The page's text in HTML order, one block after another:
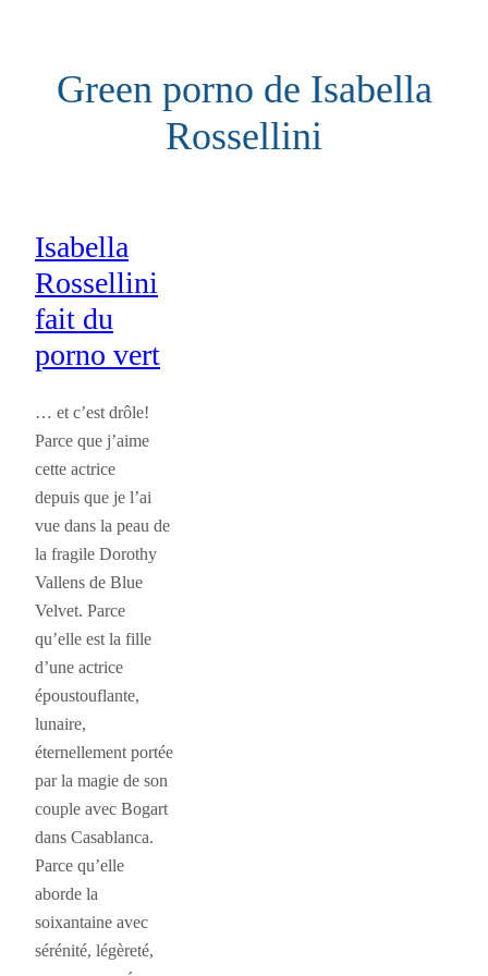
contenuGreen porno de Isabella
Rossellini
Isabella
Rossellini
fait du
porno vert
… et c’est drôle!
Parce que j’aime
cette actrice
depuis que je l’ai
vue dans la peau de
la fragile Dorothy
Vallens de Blue
Velvet. Parce
qu’elle est la fille
d’une actrice
époustouflante,
lunaire,
éternellement portée
par la magie de son
couple avec Bogart
dans Casablanca.
Parce qu’elle
aborde la
soixantaine avec
sérénité, légèreté,